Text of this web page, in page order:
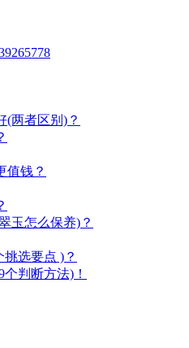
(两者区别)？
值钱？
玉怎么保养)？
选要点 )？
判断方法)！